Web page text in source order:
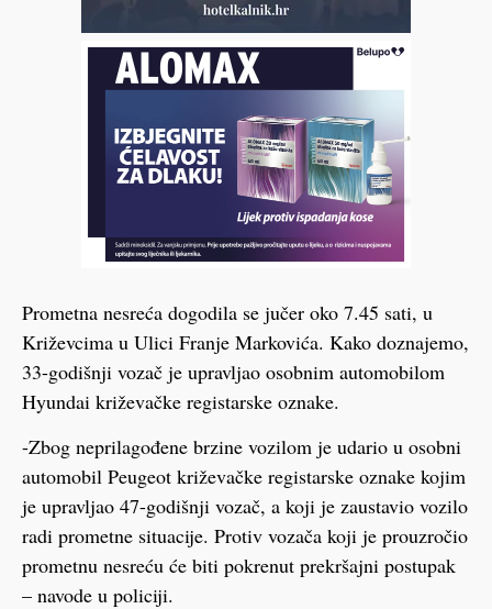
Prometna nesreća dogodila se jučer oko 7.45 sati, u
Križevcima u Ulici Franje Markovića. Kako doznajemo,
33-godišnji vozač je upravljao osobnim automobilom
Hyundai križevačke registarske oznake.
-Zbog neprilagođene brzine vozilom je udario u osobni
automobil Peugeot križevačke registarske oznake kojim
je upravljao 47-godišnji vozač, a koji je zaustavio vozilo
radi prometne situacije. Protiv vozača koji je prouzročio
prometnu nesreću će biti pokrenut prekršajni postupak
– navode u policiji.